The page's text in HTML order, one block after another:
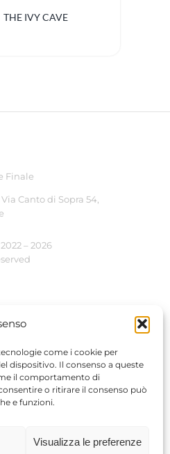
come i cookie per
dispositivo. Il consenso a queste
il comportamento di
o ritirare il consenso può
e funzioni.
Visualizza le preferenze
THE IVY CAVE
Finale
Canto di Sopra 54,
– 2026